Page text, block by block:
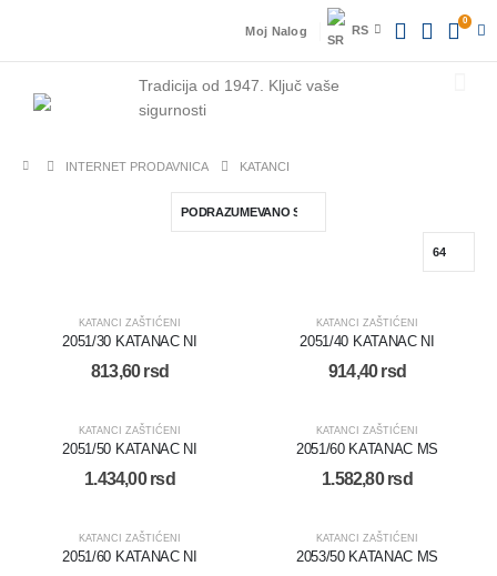
Moj Nalog RS
0
Tradicija od 1947.
Ključ vaše
sigurnosti
INTERNET PRODAVNICA KATANCI
KATANCI ZAŠTIĆENI
2051/30 KATANAC NI
813,60rsd
KATANCI ZAŠTIĆENI
2051/40 KATANAC NI
914,40rsd
KATANCI ZAŠTIĆENI
2051/50 KATANAC NI
1.434,00rsd
KATANCI ZAŠTIĆENI
2051/60 KATANAC MS
1.582,80rsd
KATANCI ZAŠTIĆENI
2051/60 KATANAC NI
KATANCI ZAŠTIĆENI
2053/50 KATANAC MS